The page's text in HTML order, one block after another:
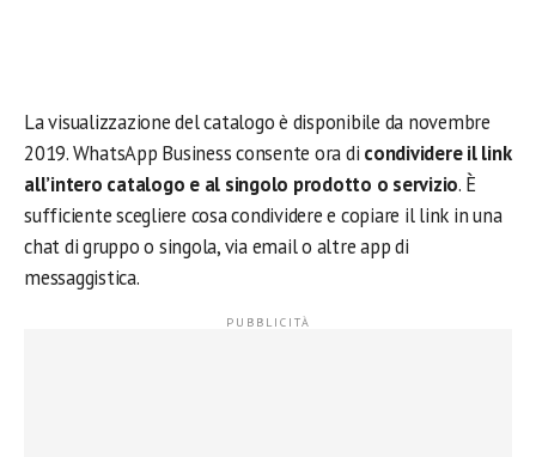
La visualizzazione del catalogo è disponibile da novembre
2019. WhatsApp Business consente ora di condividere il link
all’intero catalogo e al singolo prodotto o servizio. È
sufficiente scegliere cosa condividere e copiare il link in una
chat di gruppo o singola, via email o altre app di
messaggistica.